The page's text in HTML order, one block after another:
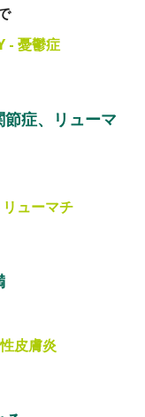
- 憂鬱症
症、リューマ
リューマチ
皮膚炎